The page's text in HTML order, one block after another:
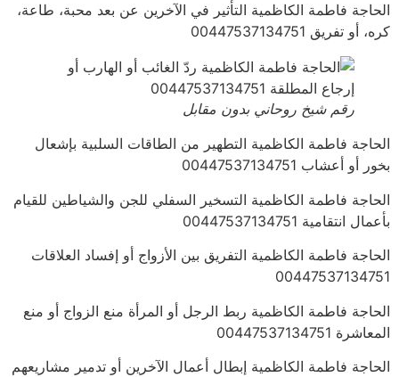
الحاجة فاطمة الكاظمية التأثير في الآخرين عن بعد محبة، طاعة،
كره، أو تفريق 00447537134751
رقم شيخ روحاني بدون مقابل
الحاجة فاطمة الكاظمية التطهير من الطاقات السلبية بإشعال
بخور أو أعشاب 00447537134751
الحاجة فاطمة الكاظمية التسخير السفلي للجن والشياطين للقيام
بأعمال انتقامية 00447537134751
الحاجة فاطمة الكاظمية التفريق بين الأزواج أو إفساد العلاقات
00447537134751
الحاجة فاطمة الكاظمية ربط الرجل أو المرأة منع الزواج أو منع
المعاشرة 00447537134751
الحاجة فاطمة الكاظمية إبطال أعمال الآخرين أو تدمير مشاريعهم